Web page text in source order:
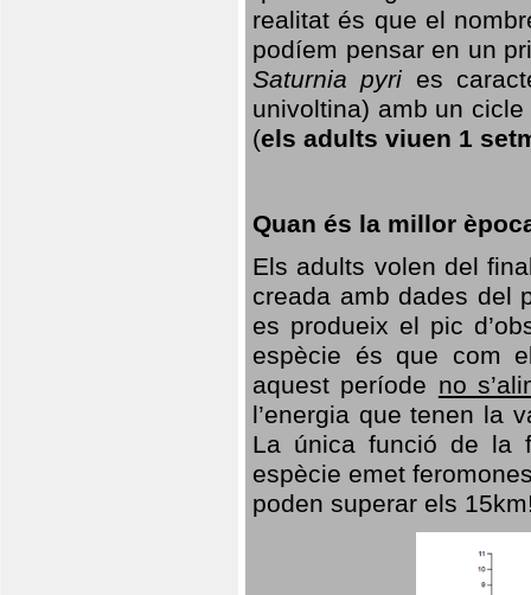
realitat és que el
podíem pensar en un
Saturnia pyri es
univoltina) amb un
(els adults viuen 1
Quan és la millor
Els adults volen del
creada amb dades del
es produeix el pic
espècie és que com
aquest període no
l’energia que tenen la
La única funció de la
espècie emet
poden superar els